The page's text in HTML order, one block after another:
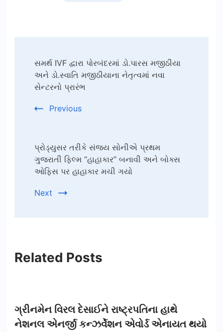
Navigation
સમર્થ IVF દ્વારા પોરબંદરમાં ડો.પારસ મજીઠીયા
અને ડો.સ્વાતિ મજીઠીયાના નેતૃત્વમાં નવા
સેન્ટરનો પ્રારંભ
Previous
પ્રોડ્યુસર તરીકે સંજય સોનીએ પ્રથમ
ગુજરાતી ફિલ્મ “હાહાકાર” બનાવી અને બોક્સ
ઓફિસ પર હાહાકાર મચી ગયો
Next
Related Posts
ગ્રીનમેન વિરલ દેસાઈને રાષ્ટ્રપતિના હાથે
નેશનલ એનર્જી કન્ઝર્વેશન એવોર્ડ એનાયત થયો